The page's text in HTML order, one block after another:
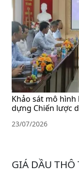
Khảo sát mô
dựng Chiến lược
23/07/2026
GIÁ DẦU THÔ